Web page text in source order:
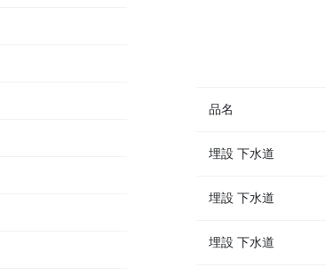
品名
埋設 下水道
埋設 下水道
埋設 下水道